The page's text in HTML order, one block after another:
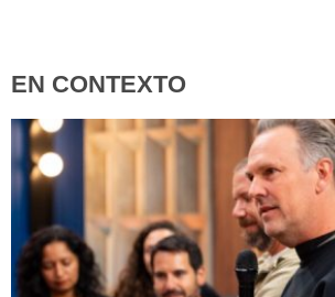
EN CONTEXTO